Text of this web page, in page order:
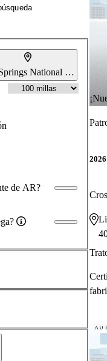
National Park, AR
de AR?